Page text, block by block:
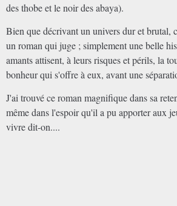
des thobe et le noir des abaya).
Bien que décrivant un univers dur et brutal,
un roman qui juge ; simplement une belle
amants attisent, à leurs risques et périls, la
bonheur qui s'offre à eux, avant une
J'ai trouvé ce roman magnifique dans sa
même dans l'espoir qu'il a pu apporter aux
vivre dit-on....